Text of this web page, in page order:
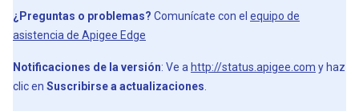
¿Preguntas o problemas? Comunícate con el equipo de
asistencia de Apigee Edge
Notificaciones de la versión: Ve a http://status.apigee.com y haz
clic en Suscribirse a actualizaciones